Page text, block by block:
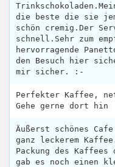
die beste die sie
schön cremig.Der
schnell.Sehr zum
hervorragende
den Besuch hier
mir sicher. :-
Perfekter Kaffee,
Gehe gerne dort hin
Äußerst schönes
ganz leckerem
Packung des Kaffees
gab es noch einen